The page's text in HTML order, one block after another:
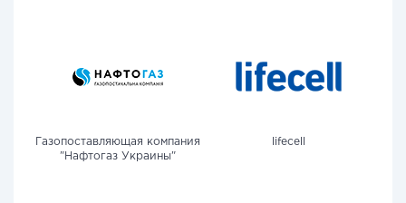
Газопоставляющая компания
"Нафтогаз Украины"
lifecell